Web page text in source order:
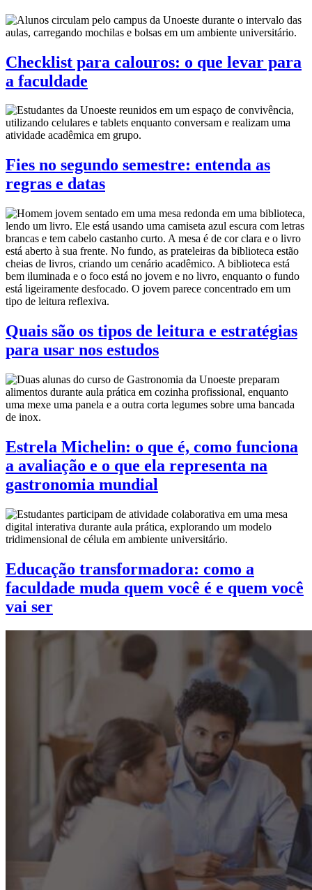
Checklist para calouros: o que levar para
a faculdade
Fies no segundo semestre: entenda as
regras e datas
Quais são os tipos de leitura e estratégias
para usar nos estudos
Estrela Michelin: o que é, como funciona
a avaliação e o que ela representa na
gastronomia mundial
Educação transformadora: como a
faculdade muda quem você é e quem você
vai ser